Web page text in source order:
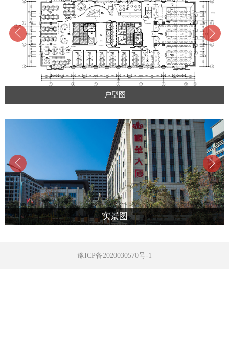
户型图
实景图
豫ICP备2020030570号-1